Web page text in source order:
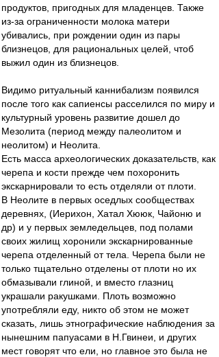
продуктов, пригодных для младенцев. Также
из-за ограниченности молока матери
убивались, при рождении один из пары
близнецов, для рациональных целей, чтоб
выжил один из близнецов.
Видимо ритуальный каннибализм появился
после того как сапиенсы расселился по миру и
культурный уровень развитие дошел до
Мезолита (период между палеолитом и
неолитом) и Неолита.
Есть масса археологических доказательств, как
черепа и кости прежде чем похоронить
экскарнировали то есть отделяли от плоти.
В Неолите в первых оседлых сообществах
деревнях, (Иерихон, Хатал Хююк, Чайоню и
др) и у первых земледельцев, под полами
своих жилищ хоронили экскарнированные
черепа отделенный от тела. Черепа были не
только тщательно отделены от плоти но их
обмазывали глиной, и вместо глазниц
украшали ракушками. Плоть возможно
употребляли еду, никто об этом не может
сказать, лишь этнографические наблюдения за
нынешним папуасами в Н.Гвинеи, и других
мест говорят что ели, но главное это была не